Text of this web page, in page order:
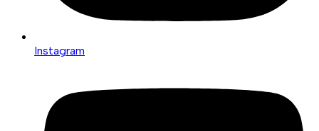
Instagram